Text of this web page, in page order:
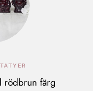
rödbrun färg